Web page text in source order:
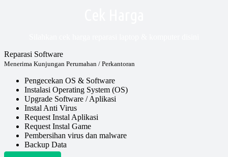
Reparasi Software
Menerima Kunjungan Perumahan / Perkantoran
Pengecekan OS & Software
Instalasi Operating System (OS)
Upgrade Software / Aplikasi
Instal Anti Virus
Request Instal Aplikasi
Request Instal Game
Pembersihan virus dan malware
Backup Data